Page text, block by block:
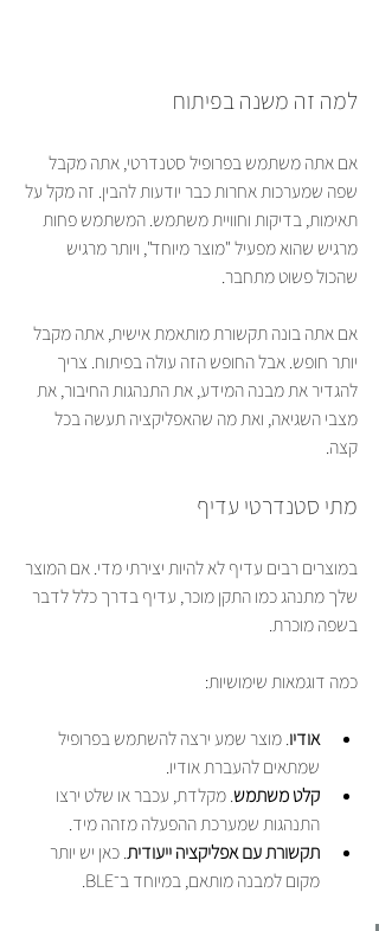
למה זה משנה בפיתוח
אם אתה משתמש בפרופיל סטנדרטי, אתה מקבל
שפה שמערכות אחרות כבר יודעות להבין. זה מקל על
תאימות, בדיקות וחוויית משתמש. המשתמש פחות
מרגיש שהוא מפעיל "מוצר מיוחד", ויותר מרגיש
שהכול פשוט מתחבר.
אם אתה בונה תקשורת מותאמת אישית, אתה מקבל
יותר חופש. אבל החופש הזה עולה בפיתוח. צריך
להגדיר את מבנה המידע, את התנהגות החיבור, את
מצבי השגיאה, ואת מה שהאפליקציה תעשה בכל
קצה.
מתי סטנדרטי עדיף
במוצרים רבים עדיף לא להיות יצירתי מדי. אם המוצר
שלך מתנהג כמו התקן מוכר, עדיף בדרך כלל לדבר
בשפה מוכרת.
כמה דוגמאות שימושיות:
אודיו. מוצר שמע ירצה להשתמש בפרופיל
שמתאים להעברת אודיו.
קלט משתמש. מקלדת, עכבר או שלט ירצו
התנהגות שמערכת ההפעלה מזהה מיד.
תקשורת עם אפליקציה ייעודית. כאן יש יותר
מקום למבנה מותאם, במיוחד ב־BLE.